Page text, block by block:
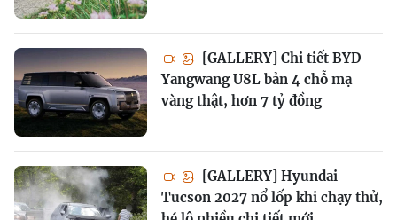
[GALLERY] Chi tiết BYD
Yangwang U8L bản 4 chỗ mạ
vàng thật, hơn 7 tỷ đồng
[GALLERY] Hyundai
Tucson 2027 nổ lốp khi chạy thử,